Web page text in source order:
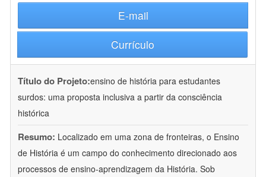
E-mail
Currículo
Título do Projeto:ensino de história para estudantes
surdos: uma proposta inclusiva a partir da consciência
histórica
Resumo: Localizado em uma zona de fronteiras, o Ensino
de História é um campo do conhecimento direcionado aos
processos de ensino-aprendizagem da História. Sob